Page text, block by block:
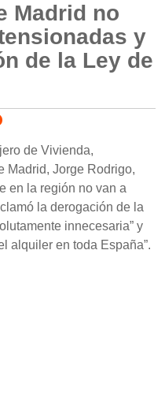
Madrid no
y
de la Ley de
de Vivienda,
Madrid, Jorge Rodrigo,
en la región no van a
la derogación de la
innecesaria” y
alquiler en toda España”.